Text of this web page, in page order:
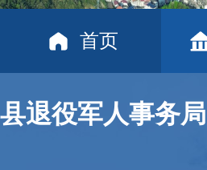
首页
县退役军人事务局